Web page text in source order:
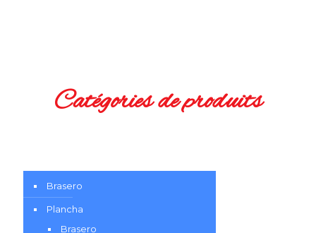
Catégories de produits
Brasero
Plancha
Brasero